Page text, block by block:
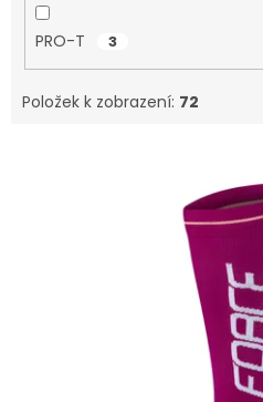
PRO-T 3
Položek k zobrazení: 72